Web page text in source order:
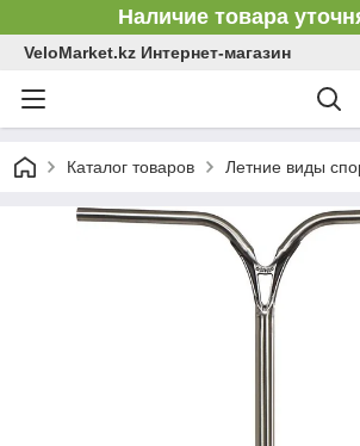
Наличие товара
VeloMarket.kz Интернет-магазин
Каталог товаров Летние виды